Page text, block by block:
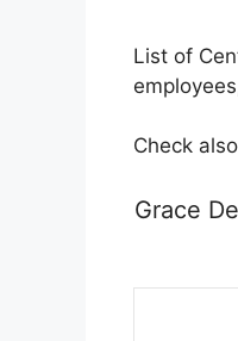
List of
Check
Grace